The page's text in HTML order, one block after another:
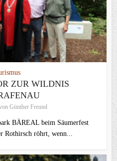
ZUR WILDNIS
Günther Freund
BÄREAL beim Säumerfest
Rothirsch röhrt, wenn...